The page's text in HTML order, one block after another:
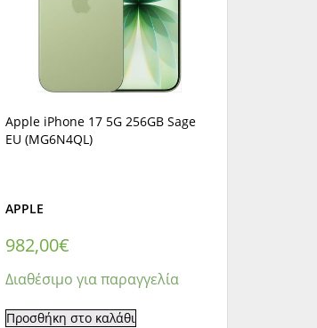
Apple iPhone 17 5G 256GB Sage
EU (MG6N4QL)
APPLE
982,00€
Διαθέσιμο για παραγγελία
Προσθήκη στο καλάθι